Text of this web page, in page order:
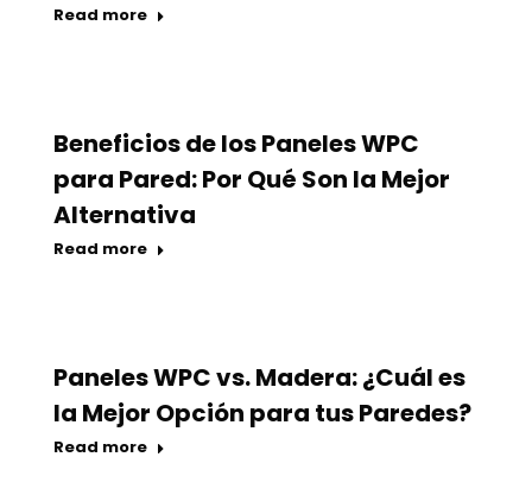
Read more
Beneficios de los Paneles WPC
para Pared: Por Qué Son la Mejor
Alternativa
Read more
Paneles WPC vs. Madera: ¿Cuál es
la Mejor Opción para tus Paredes?
Read more